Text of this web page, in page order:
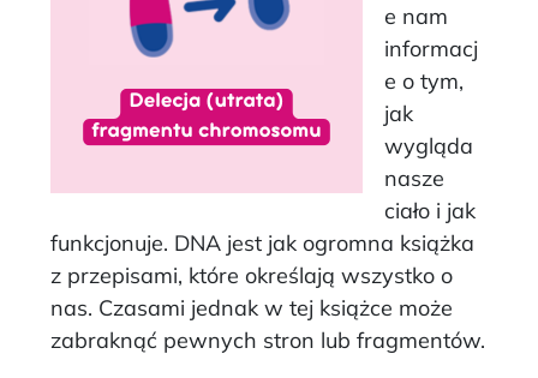
e nam
informacj
e o tym,
jak
wygląda
nasze
ciało i jak
funkcjonuje. DNA jest jak ogromna książka
z przepisami, które określają wszystko o
nas. Czasami jednak w tej książce może
zabraknąć pewnych stron lub fragmentów.